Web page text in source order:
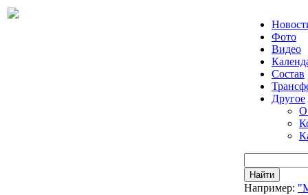
Фото
Видео
Состав
Другое
О
Найти
Например: